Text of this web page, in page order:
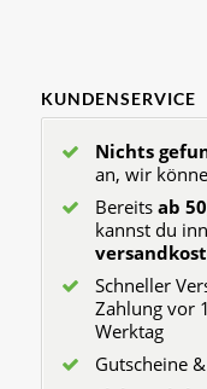
KUNDENSERVICE
Nichts
an, wir
Bereits ab
kannst du
Schneller
Zahlung vor
Werktag
Gutscheine